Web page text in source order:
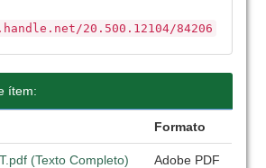
20.500.12104/84206
ítem:
Formato
(Texto Completo) Adobe PDF